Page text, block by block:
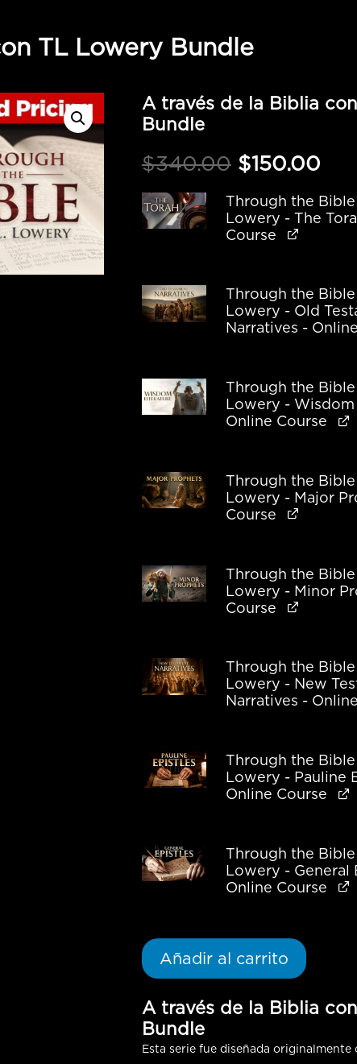
TL Lowery Bundle
A través de la Biblia
Bundle
$340.00 Original
was:
$340.00.
$150.00
is:
Through the Bible
Lowery - The
Course
Through the Bible
Lowery - Old
Narratives -
Through the Bible
Lowery -
Online Course
Through the Bible
Lowery - Major
Course
Through the Bible
Lowery - Minor
Course
Through the Bible
Lowery - New
Narratives -
Through the Bible
Lowery - Pauline
Online Course
Through the Bible
Lowery - General
Online Course
Añadir al carrito
A través de la Biblia
Bundle
Esta serie fue diseñada